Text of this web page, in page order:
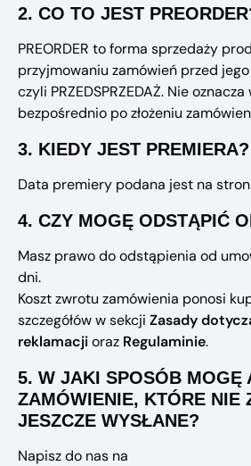
2. CO TO JEST
PREORDER to forma sprzedaży
przyjmowaniu zamówień przed
czyli PRZEDSPRZEDAŻ. Nie
bezpośrednio po złożeniu
3. KIEDY JEST PREMIERA?
Data premiery podana jest na
4. CZY MOGĘ ODSTĄPIĆ
Masz prawo do odstąpienia od
dni.
Koszt zwrotu zamówienia ponosi
szczegółów w sekcji Zasady
reklamacjioraz Regulaminie.
5. W JAKI SPOSÓB MOGĘ
ZAMÓWIENIE, KTÓRE NIE
JESZCZE WYSŁANE?
Napisz do nas na